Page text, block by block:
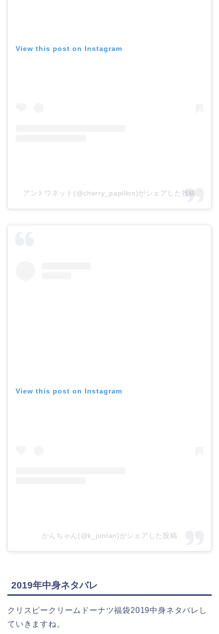
View this post on Instagram
アントワネット(@cherry_papillon)がシェアした投稿
View this post on Instagram
かんちゃん(@k_juntan)がシェアした投稿
2019年中身ネタバレ
クリスピークリームドーナツ福袋2019中身ネタバレし
ていきますね。